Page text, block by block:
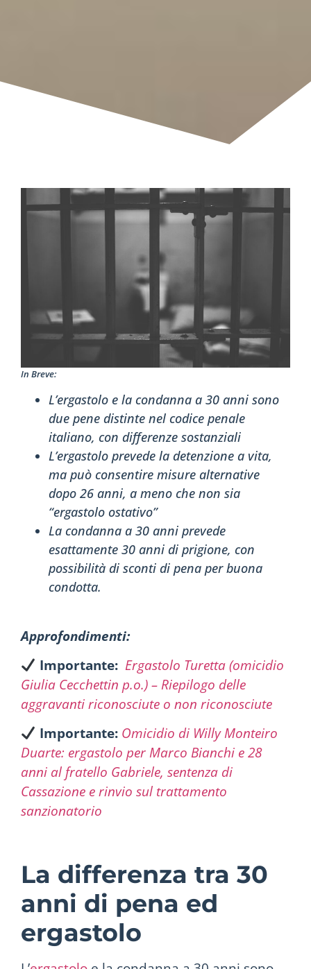
In Breve:
L’ergastolo e la condanna a 30 anni sono
due pene distinte nel codice penale
italiano, con differenze sostanziali
L’ergastolo prevede la detenzione a vita,
ma può consentire misure alternative
dopo 26 anni, a meno che non sia
“ergastolo ostativo”
La condanna a 30 anni prevede
esattamente 30 anni di prigione, con
possibilità di sconti di pena per buona
condotta.
Approfondimenti:
Importante: Ergastolo Turetta (omicidio
Giulia Cecchettin p.o.) – Riepilogo delle
aggravanti riconosciute o non riconosciute
Importante: Omicidio di Willy Monteiro
Duarte: ergastolo per Marco Bianchi e 28
anni al fratello Gabriele, sentenza di
Cassazione e rinvio sul trattamento
sanzionatorio
La differenza tra 30
anni di pena ed
ergastolo